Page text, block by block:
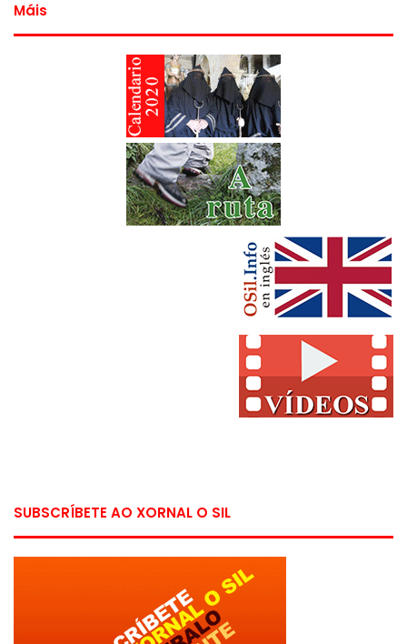
Máis
SUBSCRÍBETE AO XORNAL O SIL